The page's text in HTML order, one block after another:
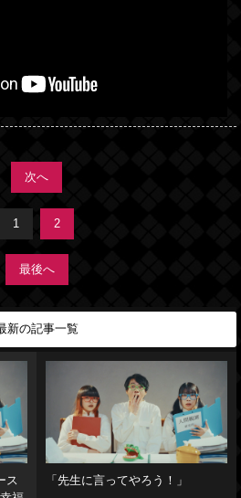
次へ
1 2
最後へ
新の記事一覧
ス
「先生に言ってやろう！」